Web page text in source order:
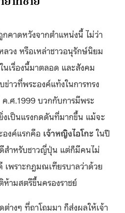
กคาดหวังจากตำแหน่งนี้ ไม่ว่า
ลวง หรือเหล่าชาวอนุรักษ์นิยม
เรื่องนี้มาตลอด และสังคม
าวที่พระองค์แท้งในการทรง
.ศ.1999 บวกกับการมีพระ
งเป็นแรงกดดันที่มากขึ้น แม้จะ
องค์แรกคือ เจ้าหญิงไอโกะในปี
สำหรับชาวญี่ปุ่น แต่ก็มีคนไม่
เพราะกฎมณเฑียรบาลว่าด้วย
ามสตรีขึ้นครองราชย์
างๆ ที่ถาโถมมา ก็ส่งผลให้เจ้า